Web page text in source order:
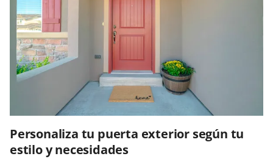
Personaliza tu puerta exterior según tu
estilo y necesidades